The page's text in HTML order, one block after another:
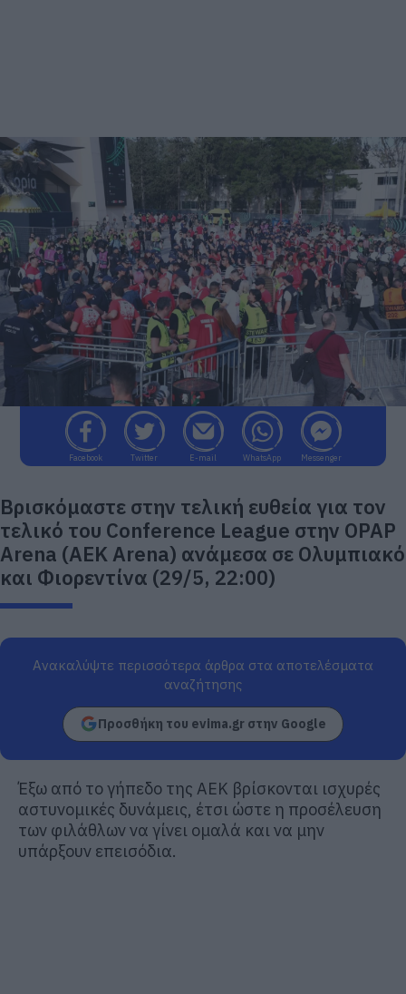
Facebook Twitter E-mail WhatsApp Messenger
Βρισκόμαστε στην τελική ευθεία για τον
τελικό του Conference League στην OPAP
Arena (ΑΕΚ Arena) ανάμεσα σε Ολυμπιακό
και Φιορεντίνα (29/5, 22:00)
Ανακαλύψτε περισσότερα άρθρα στα αποτελέσματα
αναζήτησης
Προσθήκη του evima.gr στην Google
Έξω από το γήπεδο της ΑΕΚ βρίσκονται ισχυρές
αστυνομικές δυνάμεις, έτσι ώστε η προσέλευση
των φιλάθλων να γίνει ομαλά και να μην
υπάρξουν επεισόδια.